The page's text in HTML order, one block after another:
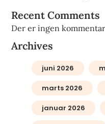
Recent Comments
Der er ingen
Archives
juni 2026
marts 2026
januar 2026